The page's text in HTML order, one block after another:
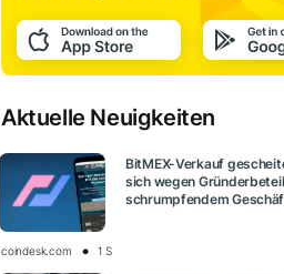
Aktuelle Neuigkeiten
BitMEX-Verkauf
sich wegen
schrumpfendem
coindesk.com 1 S